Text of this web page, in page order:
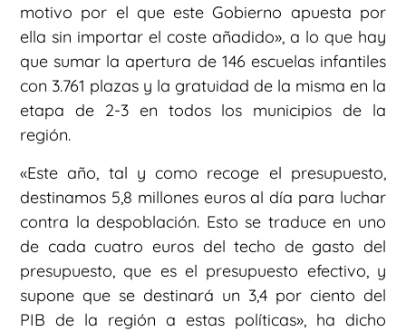
motivo por el que este Gobierno apuesta por
ella sin importar el coste añadido», a lo que hay
que sumar la apertura de 146 escuelas infantiles
con 3.761 plazas y la gratuidad de la misma en la
etapa de 2-3 en todos los municipios de la
región.
«Este año, tal y como recoge el presupuesto,
destinamos 5,8 millones euros al día para luchar
contra la despoblación. Esto se traduce en uno
de cada cuatro euros del techo de gasto del
presupuesto, que es el presupuesto efectivo, y
supone que se destinará un 3,4 por ciento del
PIB de la región a estas políticas», ha dicho